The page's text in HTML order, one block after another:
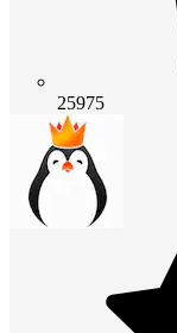
25975